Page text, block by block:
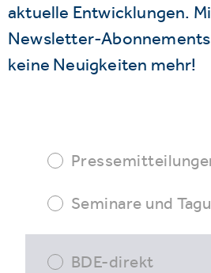
aktuelle Entwicklungen.
Newsletter-Abonnements
keine Neuigkeiten mehr!
Seminare und
BDE-direkt